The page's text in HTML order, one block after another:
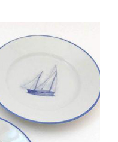
DÉTAILS